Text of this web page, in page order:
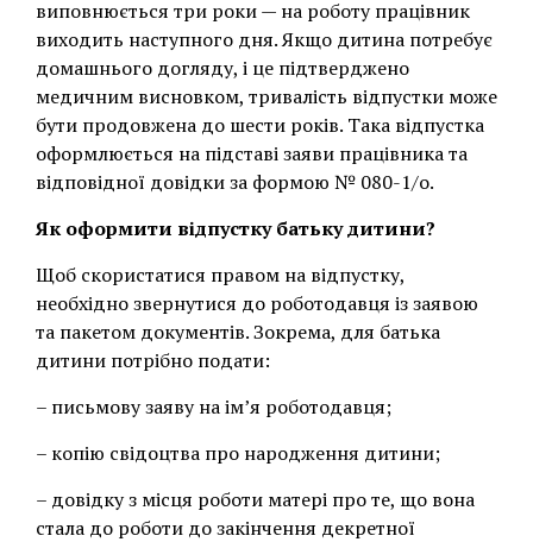
виповнюється три роки — на роботу працівник
виходить наступного дня. Якщо дитина потребує
домашнього догляду, і це підтверджено
медичним висновком, тривалість відпустки може
бути продовжена до шести років. Така відпустка
оформлюється на підставі заяви працівника та
відповідної довідки за формою № 080-1/о.
Як оформити відпустку батьку дитини?
Щоб скористатися правом на відпустку,
необхідно звернутися до роботодавця із заявою
та пакетом документів. Зокрема, для батька
дитини потрібно подати:
– письмову заяву на ім’я роботодавця;
– копію свідоцтва про народження дитини;
– довідку з місця роботи матері про те, що вона
стала до роботи до закінчення декретної